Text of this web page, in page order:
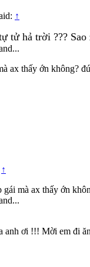
↑
tử hả trời ???
ax thấy ớn không?
↑
gái mà ax thấy ớn
anh ơi !!! Mời em đi